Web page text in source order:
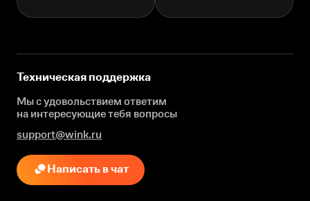
Техническая поддержка
Мы с удовольствием ответим
на интересующиетебя вопросы
support@wink.ru
Написать в чат